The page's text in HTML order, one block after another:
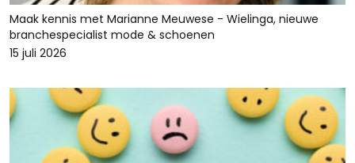
Maak kennis met Marianne Meuwese - Wielinga, nieuwe
branchespecialist mode & schoenen
15 juli 2026